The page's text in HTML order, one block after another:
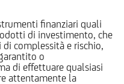
finanziari quali
di investimento, che
complessità e rischio,
o
di effettuare qualsiasi
attentamente la